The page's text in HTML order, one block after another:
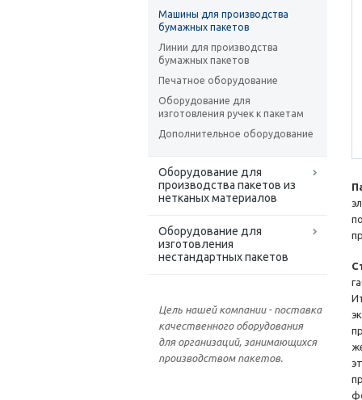
Машины для производства
бумажных пакетов
Линии для производства
бумажных пакетов
Печатное оборудование
Оборудование для
изготовления ручек к пакетам
Дополнительное оборудование
Оборудование для
производства пакетов из
нетканых материалов
Оборудование для
изготовления
нестандартных пакетов
Цель нашей компании - поставка
качественного оборудования
для организаций, занимающихся
производством пакетов.